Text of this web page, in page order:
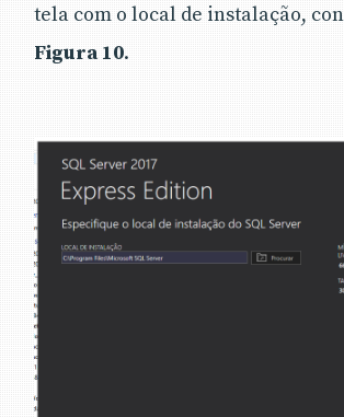
tela com o local de instalação,
Figura 10.